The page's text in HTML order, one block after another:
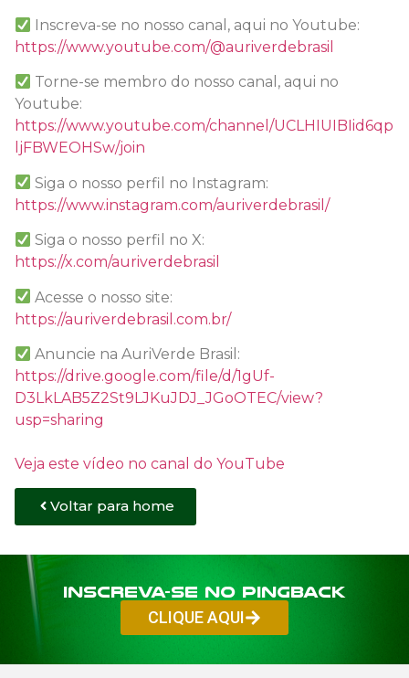
Inscreva-se no nosso canal, aqui no Youtube:
https://www.youtube.com/@auriverdebrasil
Torne-se membro do nosso canal, aqui no
Youtube:
https://www.youtube.com/channel/UCLHIUIBIid6qp
ljFBWEOHSw/join
Siga o nosso perfil no Instagram:
https://www.instagram.com/auriverdebrasil/
Siga o nosso perfil no X:
https://x.com/auriverdebrasil
Acesse o nosso site:
https://auriverdebrasil.com.br/
Anuncie na AuriVerde Brasil:
https://drive.google.com/file/d/1gUf-
D3LkLAB5Z2St9LJKuJDJ_JGoOTEC/view?
usp=sharing
Veja este vídeo no canal do YouTube
Voltar para home
Inscreva-se no PINGBACK
CLIQUE AQUI